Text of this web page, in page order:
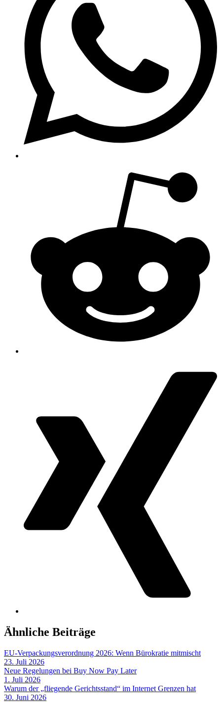
Ähnliche Beiträge
EU-Verpackungsverordnung 2026: Wenn Bürokratie mitmischt
23. Juli 2026
Neue Regelungen bei Buy Now Pay Later
1. Juli 2026
Warum der „fliegende Gerichtsstand“ im Internet Grenzen hat
30. Juni 2026